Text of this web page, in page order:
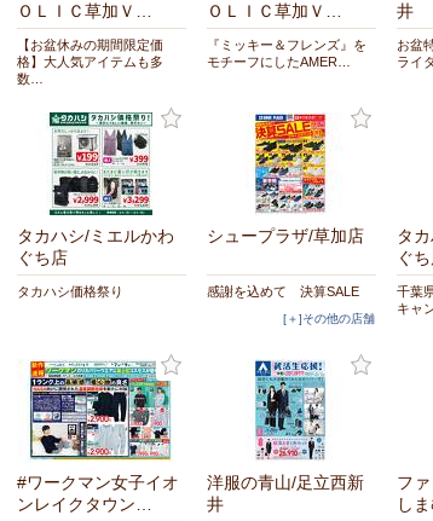
ＯＬＩＣ草加Ｖ…
【お盆休みの期間限定価
格】大人気アイテムも多
数…
ＯＬＩＣ草加Ｖ…
『ミッキー＆フレンズ』を
モチーフにしたAMER…
井
お盆
ライ
タカハシ/ミエルかわ
ぐち店
タカハシ価格祭り
シュープラザ/草加店
感謝を込めて 決算SALE
[＋]その他の店舗
タ
ぐ
千葉
キャ
#ワークマン女子イオ
ンレイクタウン…
洋服の青山/足立西新
井
フ
し